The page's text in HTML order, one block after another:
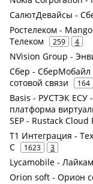
СалютДевайсы -
Ростелеком -
Телеком
259 4
NVision Group -
Сбер - СберМобайл
сотовой связи
164
Basis - РУСТЭК ЕСУ
платформа
SEP - Rustack Cloud
Т1 Интеграция -
С
1623 3
Lycamobile -
Orion soft - Орион